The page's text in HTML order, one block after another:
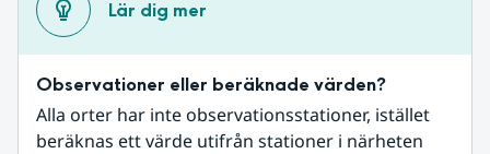
Lär dig mer
Observationer eller beräknade värden?
Alla orter har inte observationsstationer, istället
beräknas ett värde utifrån stationer i närheten